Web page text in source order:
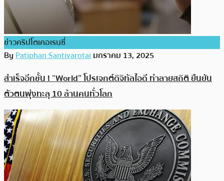
ข่าวคริปโตเคอเรนซี่
ByPatiphan Santivarotaiมกราคม 13, 2025
สำเร็จอีกขั้น ! “World” โปรเจกต์ดิจิทัลไอดี ทำลายสถิติ ยืนยัน
ตัวตนพุ่งทะลุ 10 ล้านคนทั่วโลก